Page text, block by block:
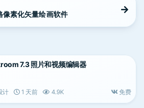
素化矢量绘画软件
7.3 照片和视频编辑器
计 1 天前 4.9K 免费